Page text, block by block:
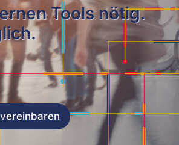
Tools nötig.